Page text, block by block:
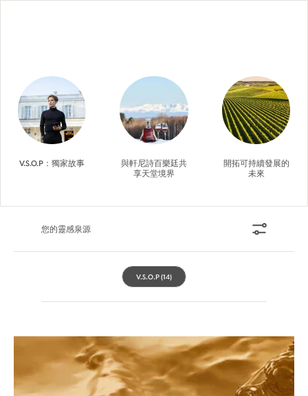
V.S.O.P：獨家故事
與軒尼詩百樂廷共
享天堂境界
開拓可持續發展的
未來
您的靈感泉源
V.S.O.P(14)